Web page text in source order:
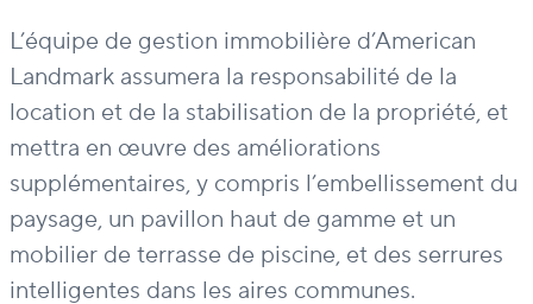
L’équipe de gestion immobilière d’American
Landmark assumera la responsabilité de la
location et de la stabilisation de la propriété, et
mettra en œuvre des améliorations
supplémentaires, y compris l’embellissement du
paysage, un pavillon haut de gamme et un
mobilier de terrasse de piscine, et des serrures
intelligentes dans les aires communes.